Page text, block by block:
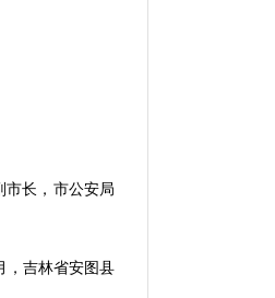
市长，市公安局
，吉林省安图县